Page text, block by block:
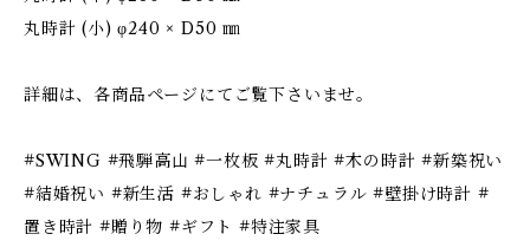
丸時計 (小) φ240 × D50 ㎜
詳細は、各商品ページにてご覧下さいませ。
#SWING #飛騨高山 #一枚板 #丸時計 #木の時計 #新築祝い
#結婚祝い #新生活 #おしゃれ #ナチュラル #壁掛け時計 #
置き時計 #贈り物 #ギフト #特注家具